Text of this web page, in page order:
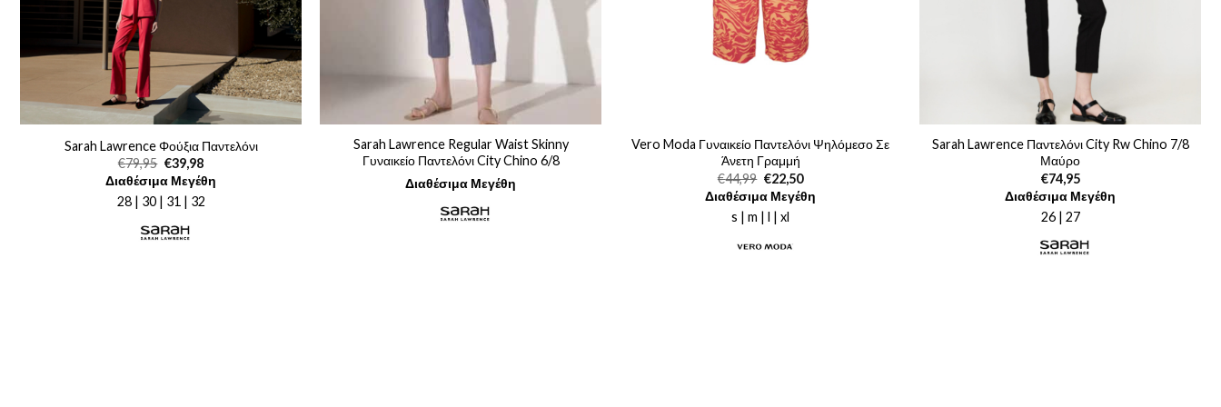
Sarah Lawrence Φούξια Παντελόνι
€79,95 Original
price
was:
€79,95.
€39,98Η
τρέχουσα
τιμή
είναι:
Διαθέσιμα Μεγέθη
28 | 30 | 31 | 32
Sarah Lawrence Regular Waist Skinny
Γυναικείο Παντελόνι City Chino 6/8
Διαθέσιμα Μεγέθη
Vero Moda Γυναικείο Παντελόνι Ψηλόμεσο Σε
Άνετη Γραμμή
€44,99 Original
price
was:
€44,99.
€22,50Η
τρέχουσα
τιμή
Διαθέσιμα Μεγέθη
s | m | l | xl
Sarah Lawrence Παντελόνι City Rw Chino 7/8
Μαύρο
€74,95
Διαθέσιμα Μεγέθη
26 | 27